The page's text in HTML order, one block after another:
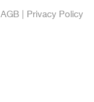
AGB Privacy Policy